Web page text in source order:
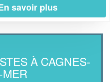
À CAGNES-
savoir plus